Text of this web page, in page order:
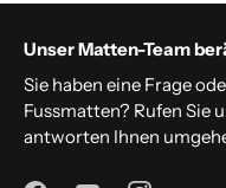
Unser Matten-Team
Sie haben eine Frage
Fussmatten? Rufen Sie
antworten Ihnen